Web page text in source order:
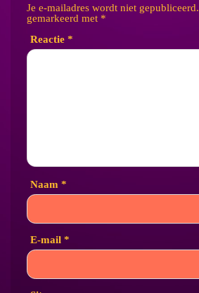
Je e-mailadres wordt niet gepubliceerd.
gemarkeerd met *
Reactie *
Naam *
E-mail *